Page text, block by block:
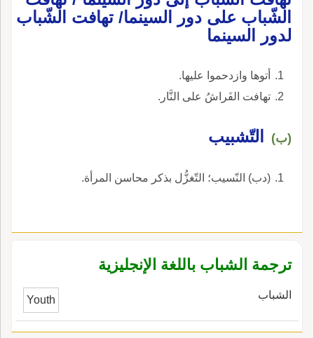
الشّباب على دور السينما/ تهافت الشّباب
لدور السينما
أتوها وازدحموا عليها.
تهافت الفَراشُ على النَّار.
(ب) التّشبيب
(دب) النّسيب؛ التّغزُّل بذكر محاسن المرأة.
ترجمة الشباب باللغة الإنجليزية
الشباب Youth